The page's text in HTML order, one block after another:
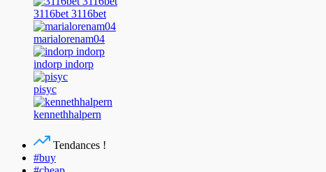
3116bet 3116bet
marialorenam04
indorp indorp
pisyc
kennethhalpern
Tendances !
#buy